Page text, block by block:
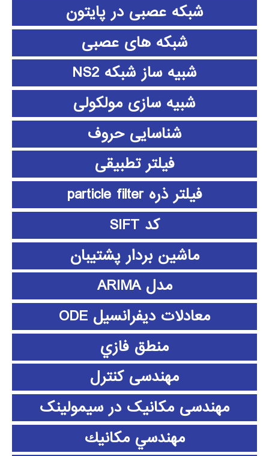
شبکه عصبی در پایتون
شبکه های عصبی
شبیه ساز شبکه NS2
شبیه سازی مولکولی
شناسایی حروف
فیلتر تطبیقی
فیلتر ذره particle filter
کد SIFT
ماشین بردار پشتیبان
مدل ARIMA
معادلات دیفرانسیل ODE
منطق فازي
مهندسی کنترل
مهندسی مکانیک در سیمولینک
مهندسي مكانيك